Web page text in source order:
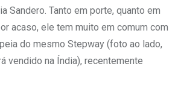
Sandero. Tanto em porte, quanto em
acaso, ele tem muito em comum com
do mesmo Stepway (foto ao lado,
vendido na Índia), recentemente